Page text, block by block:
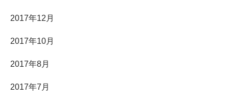
2017年12月
2017年10月
2017年8月
2017年7月